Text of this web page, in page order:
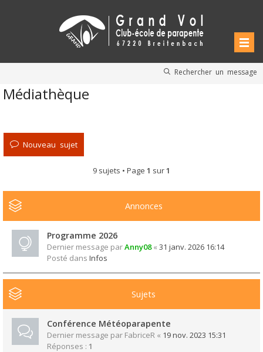
Rechercher un message
Médiathèque
Nouveau sujet
9 sujets • Page 1 sur1
Annonces
Programme 2026
Dernier message parAnny08« 31 janv. 2026 16:14
Posté dans Infos
Sujets
Conférence Météoparapente
Dernier message par FabriceR « 19 nov. 2023 15:31
Réponses : 1